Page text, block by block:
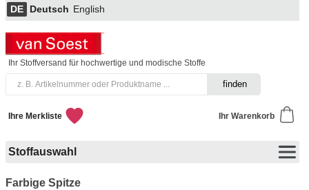
DE Deutsch English
Ihr Stoffversand für hochwertige und modische Stoffe
Ihr Warenkorb
Ihre Merkliste
Stoffauswahl
Farbige Spitze